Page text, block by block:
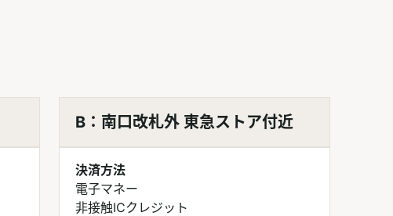
B：南口改札外 東急ストア付近
決済方法
電子マネー
非接触ICクレジット